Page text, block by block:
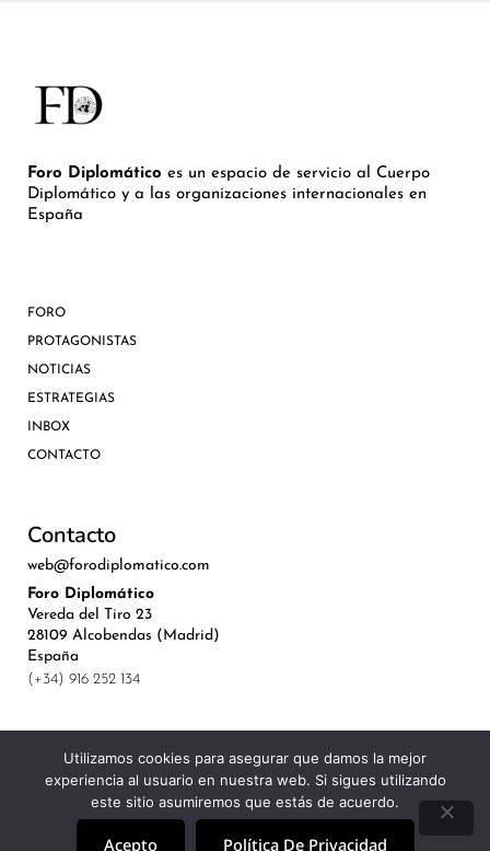
Foro Diplomático es un espacio de servicio al Cuerpo
Diplomático y a las organizaciones internacionales en
España
FORO
PROTAGONISTAS
NOTICIAS
ESTRATEGIAS
INBOX
CONTACTO
Contacto
web@forodiplomatico.com
Foro Diplomático
Vereda del Tiro 23
28109 Alcobendas (Madrid)
España
(+34) 916 252 134
©Royal Lis Spain 2024
Utilizamos cookies para asegurar que damos la mejor
experiencia al usuario en nuestra web. Si sigues utilizando
este sitio asumiremos que estás de acuerdo.
Acepto Política De Privacidad